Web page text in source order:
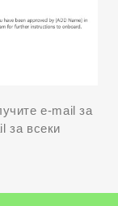
e-mail за
за всеки